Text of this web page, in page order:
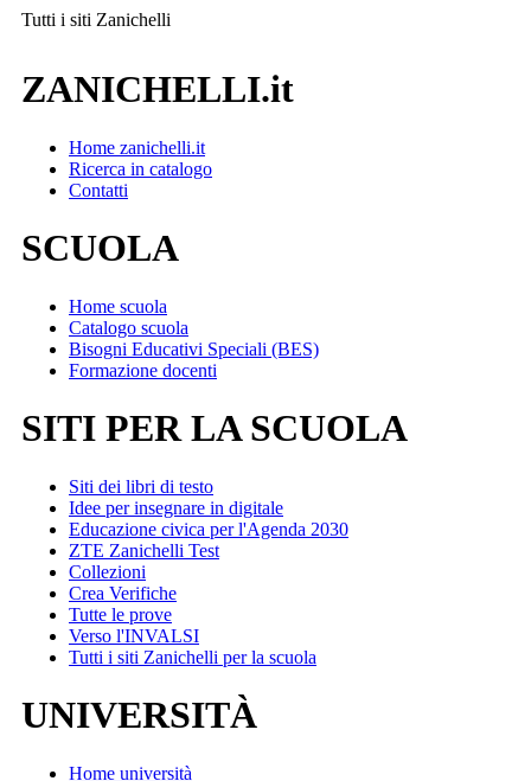
Tutti i siti Zanichelli
ZANICHELLI.it
Home zanichelli.it
Ricerca in catalogo
Contatti
SCUOLA
Home scuola
Catalogo scuola
Bisogni Educativi Speciali (BES)
Formazione docenti
SITI PER LA SCUOLA
Siti dei libri di testo
Idee per insegnare in digitale
Educazione civica per l'Agenda 2030
ZTE Zanichelli Test
Collezioni
Crea Verifiche
Tutte le prove
Verso l'INVALSI
Tutti i siti Zanichelli per la scuola
UNIVERSITÀ
Home università